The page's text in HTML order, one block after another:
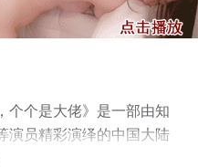
个个是大佬》是一部由知
演员精彩演绎的中国大陆
集完结），手机免费观看